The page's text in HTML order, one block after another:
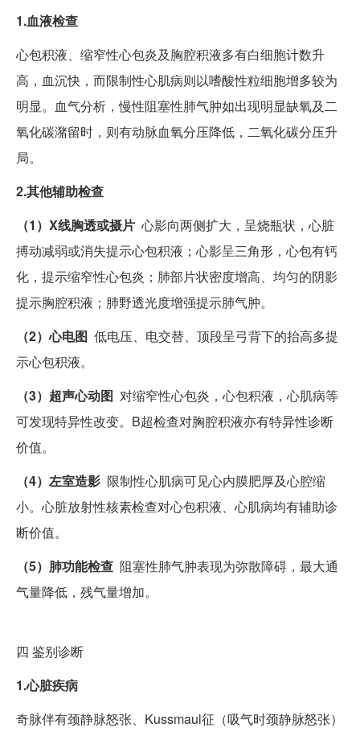
1.血液检查
心包积液、缩窄性心包炎及胸腔积液多有白细胞计数升
高，血沉快，而限制性心肌病则以嗜酸性粒细胞增多较为
明显。血气分析，慢性阻塞性肺气肿如出现明显缺氧及二
氧化碳潴留时，则有动脉血氧分压降低，二氧化碳分压升
局。
2.其他辅助检查
（1）X线胸透或摄片 心影向两侧扩大，呈烧瓶状，心脏
搏动减弱或消失提示心包积液；心影呈三角形，心包有钙
化，提示缩窄性心包炎；肺部片状密度增高、均匀的阴影
提示胸腔积液；肺野透光度增强提示肺气肿。
（2）心电图 低电压、电交替、顶段呈弓背下的抬高多提
示心包积液。
（3）超声心动图 对缩窄性心包炎，心包积液，心肌病等
可发现特异性改变。B超检查对胸腔积液亦有特异性诊断
价值。
（4）左室造影 限制性心肌病可见心内膜肥厚及心腔缩
小。心脏放射性核素检查对心包积液、心肌病均有辅助诊
断价值。
（5）肺功能检查 阻塞性肺气肿表现为弥散障碍，最大通
气量降低，残气量增加。
四 鉴别诊断
1.心脏疾病
奇脉伴有颈静脉怒张、Kussmaul征（吸气时颈静脉怒张）